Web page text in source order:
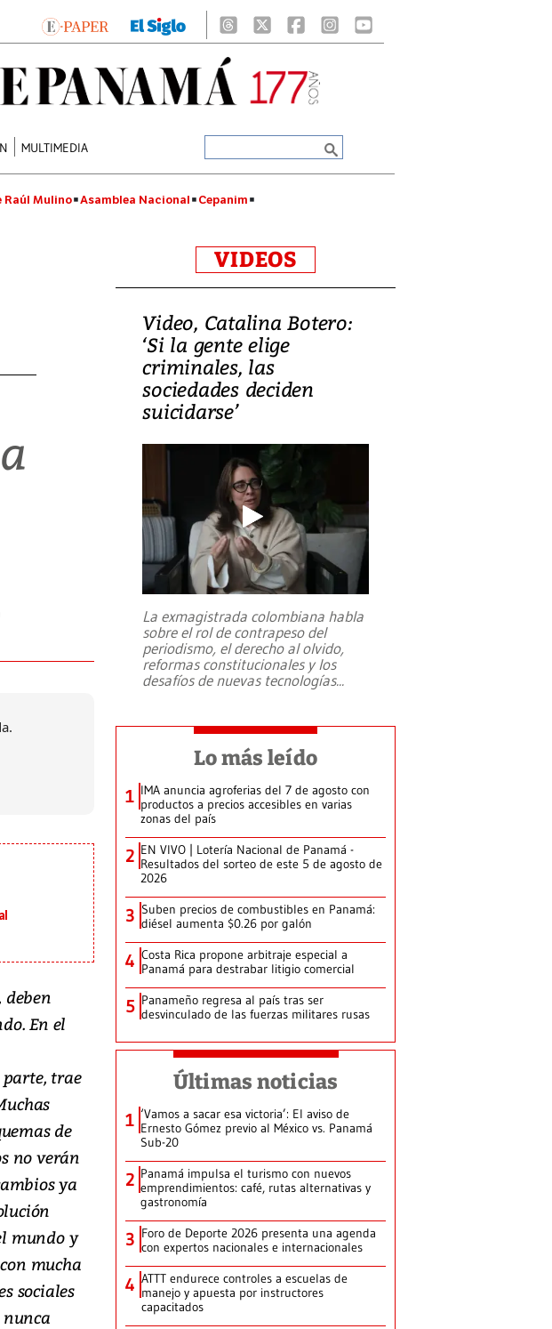
MULTIMEDIA
Raúl Mulino Asamblea Nacional Cepanim
En el
trae
de
no verán
ya
mundo y
mucha
sociales
VIDEOS
Video, Catalina Botero:
‘Si la gente elige
criminales, las
sociedades deciden
suicidarse’
La exmagistrada colombiana habla
sobre el rol de contrapeso del
periodismo, el derecho al olvido,
reformas constitucionales y los
desafíos de nuevas tecnologías...
Lo más leído
1 IMA anuncia agroferias del 7 de agosto con
productos a precios accesibles en varias
zonas del país
2 EN VIVO | Lotería Nacional de Panamá -
Resultados del sorteo de este 5 de agosto de
2026
3 Suben precios de combustibles en Panamá:
diésel aumenta $0.26 por galón
4 Costa Rica propone arbitraje especial a
Panamá para destrabar litigio comercial
5 Panameño regresa al país tras ser
desvinculado de las fuerzas militares rusas
Últimas noticias
1 ‘Vamos a sacar esa victoria’: El aviso de
Ernesto Gómez previo al México vs. Panamá
Sub-20
2 Panamá impulsa el turismo con nuevos
emprendimientos: café, rutas alternativas y
gastronomía
3 Foro de Deporte 2026 presenta una agenda
con expertos nacionales e internacionales
4 ATTT endurece controles a escuelas de
manejo y apuesta por instructores
capacitados